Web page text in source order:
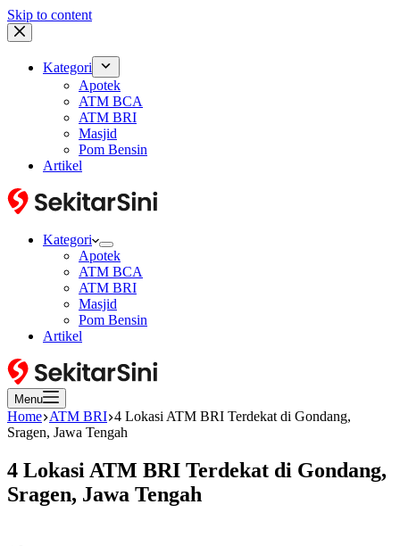
Skip to content
Kategori
Apotek
ATM BCA
ATM BRI
Masjid
Pom Bensin
Artikel
Kategori
Apotek
ATM BCA
ATM BRI
Masjid
Pom Bensin
Artikel
Menu
Home ATM BRI 4 Lokasi ATM BRI Terdekat di Gondang,
Sragen, Jawa Tengah
4 Lokasi ATM BRI Terdekat di Gondang,
Sragen, Jawa Tengah